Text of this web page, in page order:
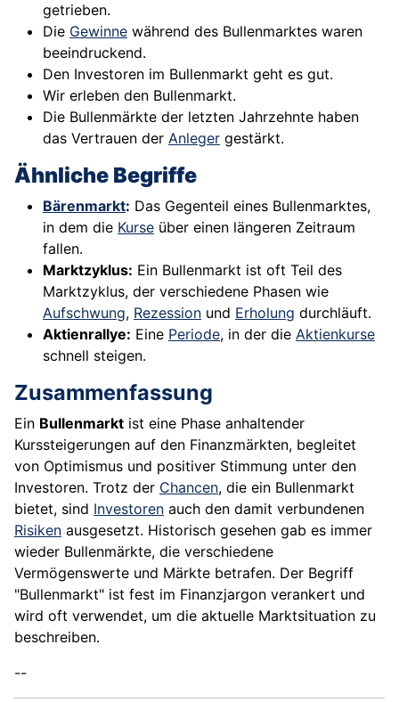
getrieben.
Die Gewinne während des Bullenmarktes waren
beeindruckend.
Den Investoren im Bullenmarkt geht es gut.
Wir erleben den Bullenmarkt.
Die Bullenmärkte der letzten Jahrzehnte haben
das Vertrauen der Anleger gestärkt.
Ähnliche Begriffe
Bärenmarkt: Das Gegenteil eines Bullenmarktes,
in dem die Kurse über einen längeren Zeitraum
fallen.
Marktzyklus: Ein Bullenmarkt ist oft Teil des
Marktzyklus, der verschiedene Phasen wie
Aufschwung, Rezession und Erholung durchläuft.
Aktienrallye: Eine Periode, in der die Aktienkurse
schnell steigen.
Zusammenfassung
Ein Bullenmarkt ist eine Phase anhaltender
Kurssteigerungen auf den Finanzmärkten, begleitet
von Optimismus und positiver Stimmung unter den
Investoren. Trotz der Chancen, die ein Bullenmarkt
bietet, sind Investoren auch den damit verbundenen
Risiken ausgesetzt. Historisch gesehen gab es immer
wieder Bullenmärkte, die verschiedene
Vermögenswerte und Märkte betrafen. Der Begriff
"Bullenmarkt" ist fest im Finanzjargon verankert und
wird oft verwendet, um die aktuelle Marktsituation zu
beschreiben.
--